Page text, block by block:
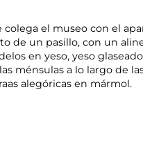
el museo con el
de un pasillo, con un
en yeso, yeso
ménsulas a lo largo de
alegóricas en mármol.